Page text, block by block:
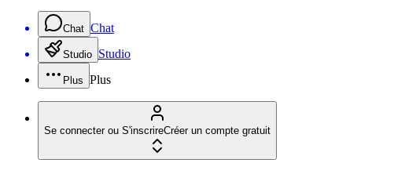
Chat Chat
Studio Studio
Plus Plus
Se connecter ou S'inscrireCréer un compte gratuit